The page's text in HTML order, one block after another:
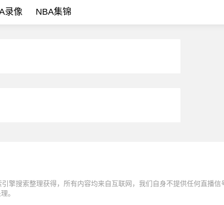
录像 NBA集锦
擎搜索整理获得，所有内容均来自互联网，我们自身不提供任何直播信
。